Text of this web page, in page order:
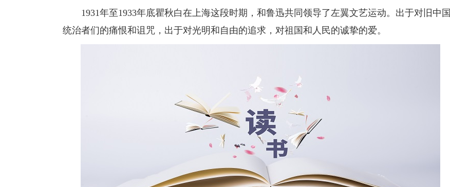
1931年至1933年底瞿秋白在上海这段时期，和鲁迅共同领导了左翼文艺运动。出于对旧中国
统治者们的痛恨和诅咒，出于对光明和自由的追求，对祖国和人民的诚挚的爱。